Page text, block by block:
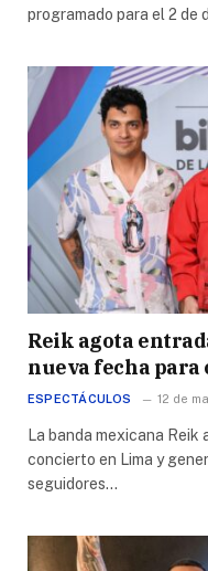
programado para el 2 de
Reik agota
nueva fecha
ESPECTÁCULOS 12 de
La banda mexicana
concierto en Lima y
seguidores…